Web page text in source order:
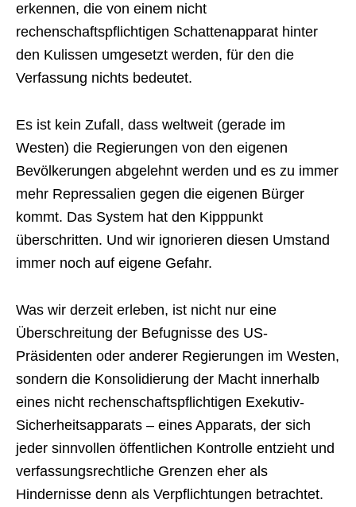
erkennen, die von einem nicht
rechenschaftspflichtigen Schattenapparat hinter
den Kulissen umgesetzt werden, für den die
Verfassung nichts bedeutet.
Es ist kein Zufall, dass weltweit (gerade im
Westen) die Regierungen von den eigenen
Bevölkerungen abgelehnt werden und es zu immer
mehr Repressalien gegen die eigenen Bürger
kommt. Das System hat den Kipppunkt
überschritten. Und wir ignorieren diesen Umstand
immer noch auf eigene Gefahr.
Was wir derzeit erleben, ist nicht nur eine
Überschreitung der Befugnisse des US-
Präsidenten oder anderer Regierungen im Westen,
sondern die Konsolidierung der Macht innerhalb
eines nicht rechenschaftspflichtigen Exekutiv-
Sicherheitsapparats – eines Apparats, der sich
jeder sinnvollen öffentlichen Kontrolle entzieht und
verfassungsrechtliche Grenzen eher als
Hindernisse denn als Verpflichtungen betrachtet.